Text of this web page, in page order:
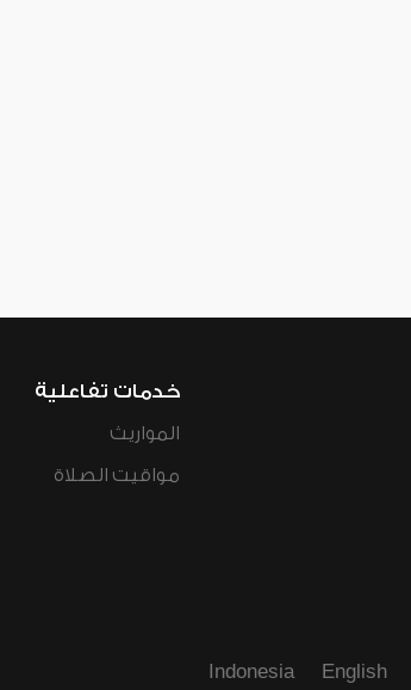
خدمات تفاعلية
المواريث
مواقيت الصلاة
English
Indonesia